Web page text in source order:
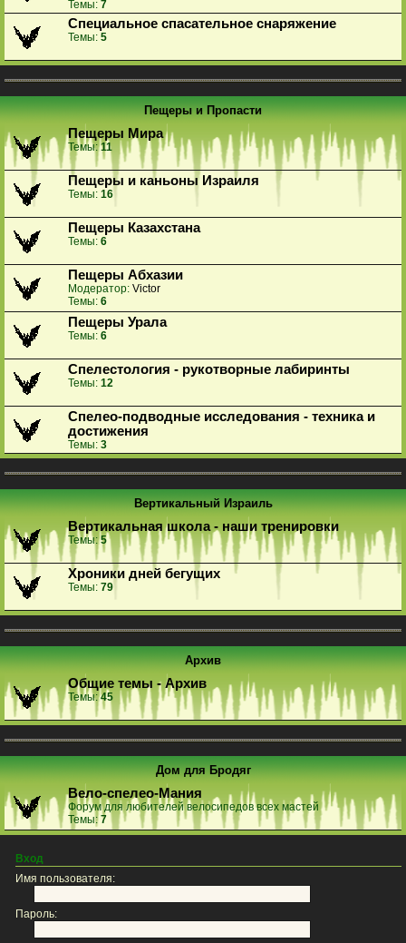
Темы: 7
Специальное спасательное снаряжение
Темы: 5
Пещеры и Пропасти
Пещеры Мира
Темы:11
Пещеры и каньоны Израиля
Темы: 16
Пещеры Казахстана
Темы: 6
Пещеры Абхазии
Модератор: Victor
Темы: 6
Пещеры Урала
Темы: 6
Спелестология - рукотворные лабиринты
Темы: 12
Спелео-подводные исследования - техника и
достижения
Темы: 3
Вертикальный Израиль
Вертикальная школа - наши тренировки
Темы:5
Хроники дней бегущих
Темы: 79
Архив
Общие темы - Архив
Темы:45
Дом для Бродяг
Вело-спелео-Мания
Форум для любителей велосипедов всех мастей
Темы:7
Вход
Имя пользователя:
Пароль: